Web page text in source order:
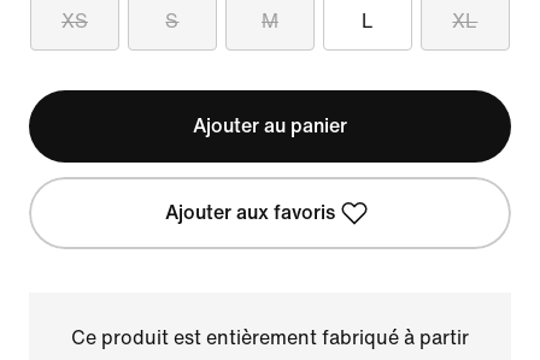
XS S M L XL
Ajouter au panier
Ajouter aux favoris
Ce produit est entièrement fabriqué à partir